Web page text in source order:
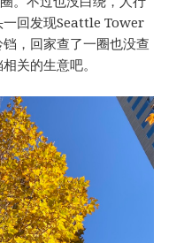
一回发现Seattle Tower
，回家查了一圈也没查
关的生意吧。